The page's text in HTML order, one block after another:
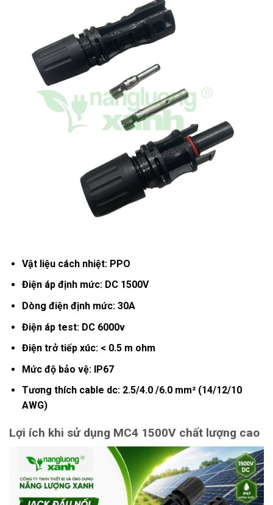
Vật liệu cách nhiệt: PPO
Điện áp định mức: DC 1500V
Dòng điện định mức: 30A
Điện áp test: DC 6000v
Điện trở tiếp xúc: < 0.5 m ohm
Mức độ bảo vệ: IP67
Tương thích cable dc: 2.5/4.0 /6.0 mm² (14/12/10
AWG)
Lợi ích khi sử dụng MC4 1500V chất lượng cao